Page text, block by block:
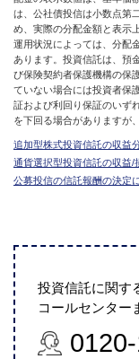
は、公社債投信は小数点第
め、実際の分配金額と表示
運用状況によっては、分配
あります。投資信託は、預
び保険契約者保護機構の保
ていない場合には投資者保
証および利回り保証のいず
を下回る場合がありますが
追加型株式投資信託の収益
通貨選択型投資信託の収益/
公募投信の信託報酬の決定
投資信託に関す
コールセンター